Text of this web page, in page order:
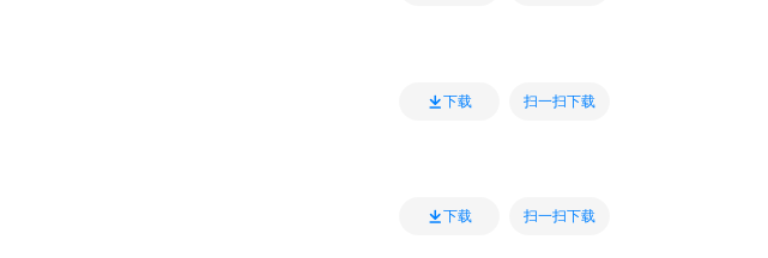
下载 扫一扫下载
下载 扫一扫下载